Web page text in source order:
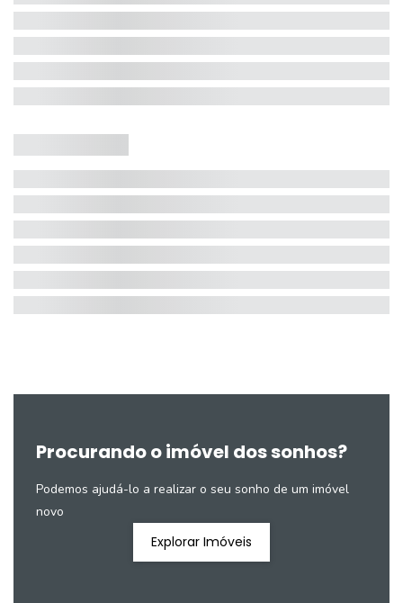
Procurando o imóvel dos sonhos?
Podemos ajudá-lo a realizar o seu sonho de um imóvel
novo
Explorar Imóveis